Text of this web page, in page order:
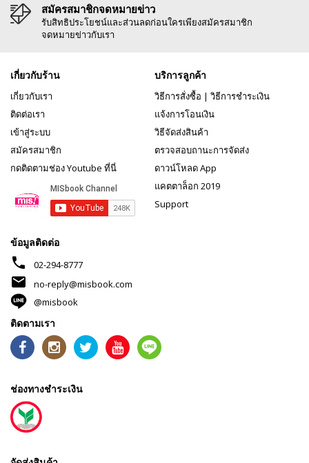
สมัครสมาชิกจดหมายข่าว
รับสิทธิประโยชน์และส่วนลดก่อนใครเพียงสมัครสมาชิก
จดหมายข่าวกับเรา
เกี่ยวกับร้าน
เกี่ยวกับเรา
ติดต่อเรา
เข้าสู่ระบบ
สมัครสมาชิก
กดติดตามช่อง Youtube ที่นี่
บริการลูกค้า
วิธีการสั่งซื้อ | วิธีการชำระเงิน
แจ้งการโอนเงิน
วิธีจัดส่งสินค้า
ตรวจสอบถานะการจัดส่ง
ดาวน์โหลด App
แคตตาล็อก 2019
Support
ข้อมูลติดต่อ
phone 02-294-8777
mail
no-reply@misbook.com
@misbook
ติดตามเรา
ช่องทางชำระเงิน